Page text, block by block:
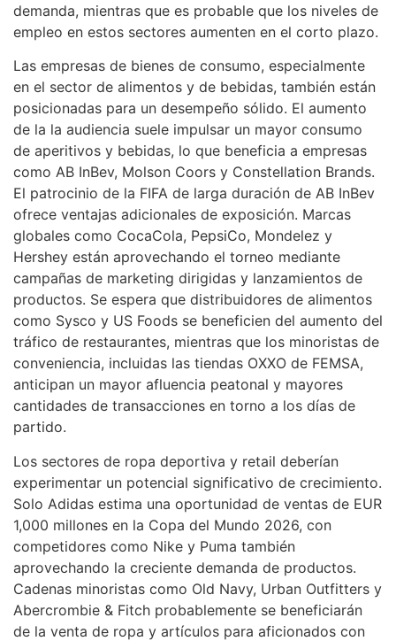
demanda, mientras que es probable que los niveles de
empleo en estos sectores aumenten en el corto plazo.
Las empresas de bienes de consumo, especialmente
en el sector de alimentos y de bebidas, también están
posicionadas para un desempeño sólido. El aumento
de la la audiencia suele impulsar un mayor consumo
de aperitivos y bebidas, lo que beneficia a empresas
como AB InBev, Molson Coors y Constellation Brands.
El patrocinio de la FIFA de larga duración de AB InBev
ofrece ventajas adicionales de exposición. Marcas
globales como CocaCola, PepsiCo, Mondelez y
Hershey están aprovechando el torneo mediante
campañas de marketing dirigidas y lanzamientos de
productos. Se espera que distribuidores de alimentos
como Sysco y US Foods se beneficien del aumento del
tráfico de restaurantes, mientras que los minoristas de
conveniencia, incluidas las tiendas OXXO de FEMSA,
anticipan un mayor afluencia peatonal y mayores
cantidades de transacciones en torno a los días de
partido.
Los sectores de ropa deportiva y retail deberían
experimentar un potencial significativo de crecimiento.
Solo Adidas estima una oportunidad de ventas de EUR
1,000 millones en la Copa del Mundo 2026, con
competidores como Nike y Puma también
aprovechando la creciente demanda de productos.
Cadenas minoristas como Old Navy, Urban Outfitters y
Abercrombie & Fitch probablemente se beneficiarán
de la venta de ropa y artículos para aficionados con